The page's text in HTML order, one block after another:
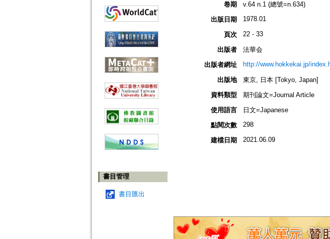
書目管理
書目匯出
卷期
v.64 n.1 (總號=n.634)
出版日期
1978.01
頁次 22 - 33
出版者
法華会
出版者網址
http://www.hokkekai.jp/
出版地
東京, 日本 [Tokyo, Japan]
資料類型
期刊論文=Journal Article
使用語言
日文=Japanese
點閱次數
298
建檔日期 2021.06.09